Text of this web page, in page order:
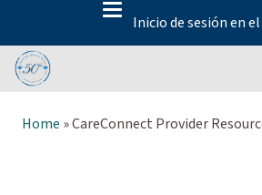
Inicio de sesión en
Home »CareConnect Provider